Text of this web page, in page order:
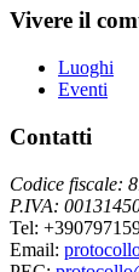
Vivere il
Luoghi
Eventi
Contatti
Codice fiscale:
P.IVA:
Tel:
Email: